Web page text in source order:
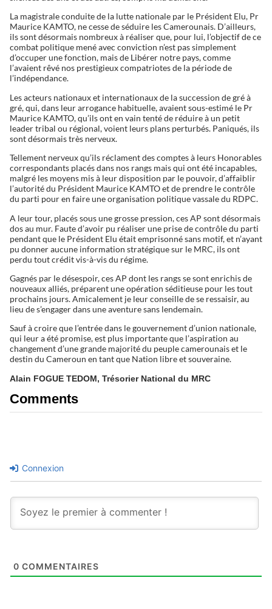
La magistrale conduite de la lutte nationale par le Président Elu, Pr
Maurice KAMTO, ne cesse de séduire les Camerounais. D’ailleurs,
ils sont désormais nombreux à réaliser que, pour lui, l’objectif de ce
combat politique mené avec conviction n’est pas simplement
d’occuper une fonction, mais de Libérer notre pays, comme
l’avaient rêvé nos prestigieux compatriotes de la période de
l’indépendance.
Les acteurs nationaux et internationaux de la succession de gré à
gré, qui, dans leur arrogance habituelle, avaient sous-estimé le Pr
Maurice KAMTO, qu’ils ont en vain tenté de réduire à un petit
leader tribal ou régional, voient leurs plans perturbés. Paniqués, ils
sont désormais très nerveux.
Tellement nerveux qu’ils réclament des comptes à leurs Honorables
correspondants placés dans nos rangs mais qui ont été incapables,
malgré les moyens mis à leur disposition par le pouvoir, d’affaiblir
l’autorité du Président Maurice KAMTO et de prendre le contrôle
du parti pour en faire une organisation politique vassale du RDPC.
A leur tour, placés sous une grosse pression, ces AP sont désormais
dos au mur. Faute d’avoir pu réaliser une prise de contrôle du parti
pendant que le Président Elu était emprisonné sans motif, et n’ayant
pu donner aucune information stratégique sur le MRC, ils ont
perdu tout crédit vis-à-vis du régime.
Gagnés par le désespoir, ces AP dont les rangs se sont enrichis de
nouveaux alliés, préparent une opération séditieuse pour les tout
prochains jours. Amicalement je leur conseille de se ressaisir, au
lieu de s’engager dans une aventure sans lendemain.
Sauf à croire que l’entrée dans le gouvernement d’union nationale,
qui leur a été promise, est plus importante que l’aspiration au
changement d’une grande majorité du peuple camerounais et le
destin du Cameroun en tant que Nation libre et souveraine.
Alain FOGUE TEDOM, Trésorier National du MRC
Comments
Connexion
0 COMMENTAIRES